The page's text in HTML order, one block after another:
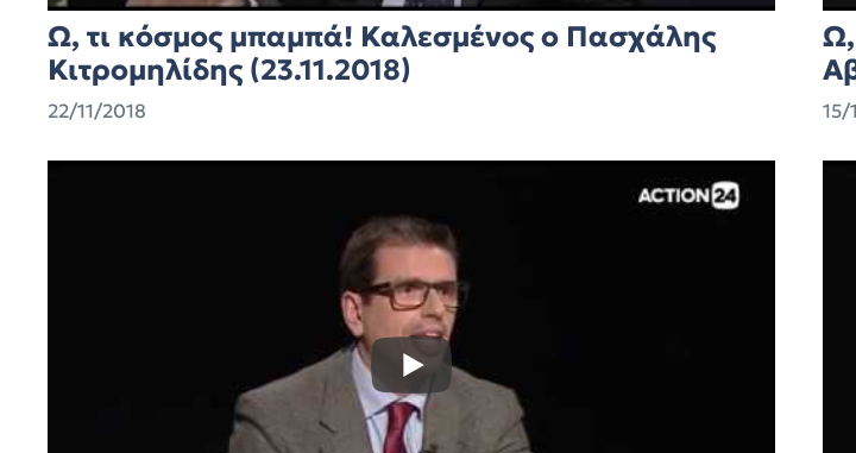
Ω, τι κόσμος μπαμπά! Καλεσμένος ο Πασχάλης
Κιτρομηλίδης (23.11.2018)
22/11/2018
Ω,
15/